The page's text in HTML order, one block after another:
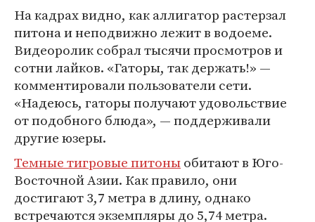
На кадрах видно, как аллигатор растерзал
питона и неподвижно лежит в водоеме.
Видеоролик собрал тысячи просмотров и
сотни лайков. «Гаторы, так держать!» —
комментировали пользователи сети.
«Надеюсь, гаторы получают удовольствие
от подобного блюда», — поддерживали
другие юзеры.
Темные тигровые питоныобитают в Юго-
Восточной Азии. Как правило, они
достигают 3,7 метра в длину, однако
встречаются экземпляры до 5,74 метра.